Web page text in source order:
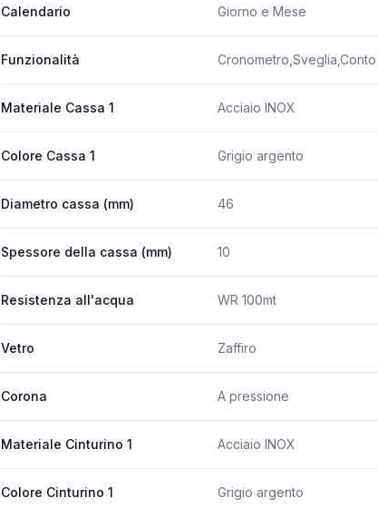
Calendario Giorno e Mese
Funzionalità
Materiale Cassa 1 Acciaio INOX
Colore Cassa 1 Grigio argento
Diametro cassa (mm) 46
Spessore della cassa (mm) 10
Resistenza all'acqua WR 100mt
Vetro Zaffiro
Corona A pressione
Materiale Cinturino 1 Acciaio INOX
Colore Cinturino 1 Grigio argento